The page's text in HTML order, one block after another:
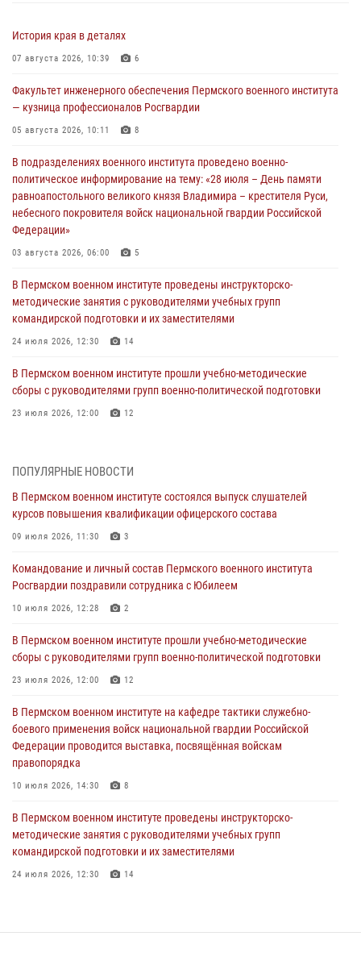
История края в деталях
07 августа 2026, 10:39 6
Факультет инженерного обеспечения Пермского военного института
— кузница профессионалов Росгвардии
05 августа 2026, 10:11 8
В подразделениях военного института проведено военно-
политическое информирование на тему: «28 июля – День памяти
равноапостольного великого князя Владимира – крестителя Руси,
небесного покровителя войск национальной гвардии Российской
Федерации»
03 августа 2026, 06:00 5
В Пермском военном институте проведены инструкторско-
методические занятия с руководителями учебных групп
командирской подготовки и их заместителями
24 июля 2026, 12:30 14
В Пермском военном институте прошли учебно-методические
сборы с руководителями групп военно-политической подготовки
23 июля 2026, 12:00 12
Федерации проводится выставка, посвящённая войскам
правопорядка
10 июля 2026, 14:30 8
Росгвардии поздравили сотрудника с Юбилеем
10 июля 2026, 12:28 2
курсов повышения квалификации офицерского состава
09 июля 2026, 11:30 3
по набору абитуриентов из числа граждан, прошедших и не
проходивших военную службу
08 июля 2026, 09:36 2
Военнослужащие Пермского военного института приняли участие в
боксу
07 июля 2026, 10:30 4
ПОПУЛЯРНЫЕ НОВОСТИ
В Пермском военном институте состоялся выпуск слушателей
курсов повышения квалификации офицерского состава
09 июля 2026, 11:30 3
Командование и личный состав Пермского военного института
Росгвардии поздравили сотрудника с Юбилеем
10 июля 2026, 12:28 2
В Пермском военном институте прошли учебно-методические
сборы с руководителями групп военно-политической подготовки
23 июля 2026, 12:00 12
В Пермском военном институте на кафедре тактики служебно-
боевого применения войск национальной гвардии Российской
Федерации проводится выставка, посвящённая войскам
правопорядка
10 июля 2026, 14:30 8
В Пермском военном институте проведены инструкторско-
методические занятия с руководителями учебных групп
командирской подготовки и их заместителями
24 июля 2026, 12:30 14